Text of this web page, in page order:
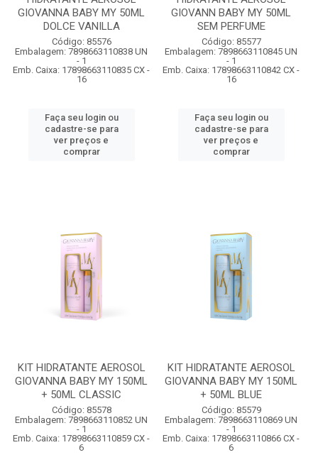
GIOVANNA BABY MY 50ML
DOLCE VANILLA
Código: 85576
Embalagem: 7898663110838 UN
- 1
Emb. Caixa: 17898663110835 CX -
16
Faça seu login ou
cadastre-se para
ver preços e
comprar
GIOVANN BABY MY 50ML
SEM PERFUME
Código: 85577
Embalagem: 7898663110845 UN
- 1
Emb. Caixa: 17898663110842 CX -
16
Faça seu login ou
cadastre-se para
ver preços e
comprar
KIT HIDRATANTE AEROSOL
GIOVANNA BABY MY 150ML
+ 50ML CLASSIC
Código: 85578
Embalagem: 7898663110852 UN
- 1
Emb. Caixa: 17898663110859 CX -
6
KIT HIDRATANTE AEROSOL
GIOVANNA BABY MY 150ML
+ 50ML BLUE
Código: 85579
Embalagem: 7898663110869 UN
- 1
Emb. Caixa: 17898663110866 CX -
6